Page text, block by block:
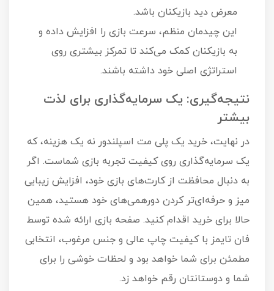
معرض دید بازیکنان باشد.
این چیدمان منظم، سرعت بازی را افزایش داده و
به بازیکنان کمک می‌کند تا تمرکز بیشتری روی
استراتژی اصلی خود داشته باشند.
نتیجه‌گیری: یک سرمایه‌گذاری برای لذت
بیشتر
در نهایت، خرید یک پلی مت اسپلندور نه یک هزینه، که
یک سرمایه‌گذاری روی کیفیت تجربه بازی شماست. اگر
به دنبال محافظت از کارت‌های بازی خود، افزایش زیبایی
میز و حرفه‌ای‌تر کردن دورهمی‌های خود هستید، همین
حالا برای خرید اقدام کنید. صفحه بازی ارائه شده توسط
فان تایمز با کیفیت چاپ عالی و جنس مرغوب، انتخابی
مطمئن برای شما خواهد بود و لحظات خوشی را برای
شما و دوستانتان رقم خواهد زد.